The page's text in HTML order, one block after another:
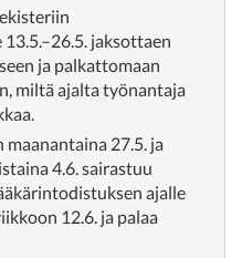
jaksottaen
ja palkattomaan
miltä ajalta työnantaja
27.5. ja
4.6. sairastuu
ajalle
12.6. ja palaa